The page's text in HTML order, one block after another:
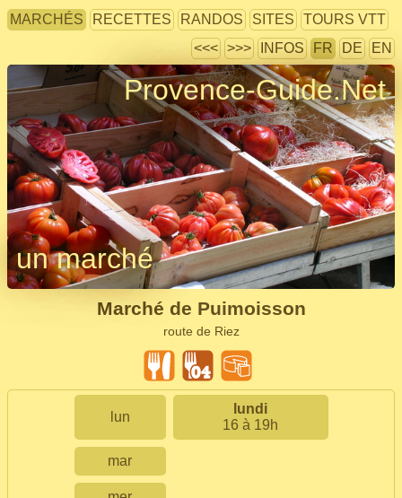
MARCHÉS RECETTES RANDOS SITES
TOURS VTT
<<< >>> INFOS FR DE EN
Provence-Guide.Net
un marché
Marché de Puimoisson
route de Riez
lun
lundi
16 à 19h
mar